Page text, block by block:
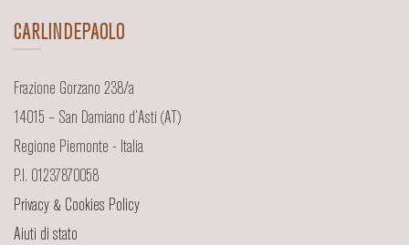
CARLINDEPAOLO
Frazione Gorzano 238/a
14015 – San Damiano d’Asti (AT)
Regione Piemonte - Italia
P.I. 01237870058
Privacy & Cookies Policy
Aiuti di stato